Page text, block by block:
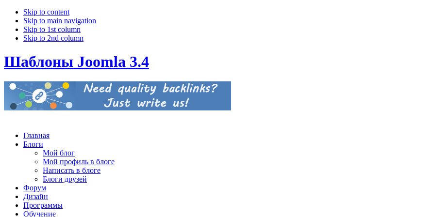
Skip to content
Skip to main navigation
Skip to 1st column
Skip to 2nd column
Шаблоны Joomla 3.4
Главная
Блоги
Мой блог
Мой профиль в блоге
Написать в блоге
Блоги друзей
Форум
Дизайн
Программы
Обучение